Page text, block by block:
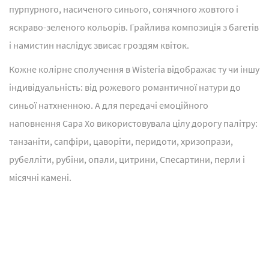
пурпурного, насиченого синього, сонячного жовтого і
яскраво-зеленого кольорів. Грайлива композиція з багетів
і намистин наслідує звисає гроздям квіток.
Кожне колірне сполучення в Wisteria відображає ту чи іншу
індивідуальність: від рожевого романтичної натури до
синьої натхненною. А для передачі емоційного
наповнення Сара Хо використовувала цілу дорогу палітру:
танзаніти, сапфіри, цаворіти, перидоти, хризопрази,
рубелліти, рубіни, опали, цитрини, Спесартини, перли і
місячні камені.